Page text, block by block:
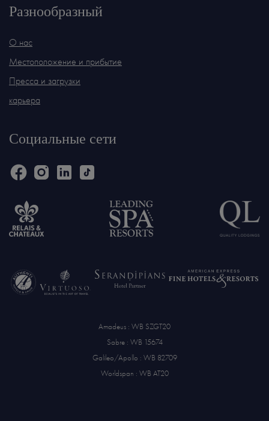
Разнообразный
О нас
Местоположение и прибытие
Пресса и загрузки
карьера
Социальные сети
Amadeus : WB SZGT20
Sabre : WB 15674
Galileo/Apollo : WB 82709
Worldspan : WB AT20